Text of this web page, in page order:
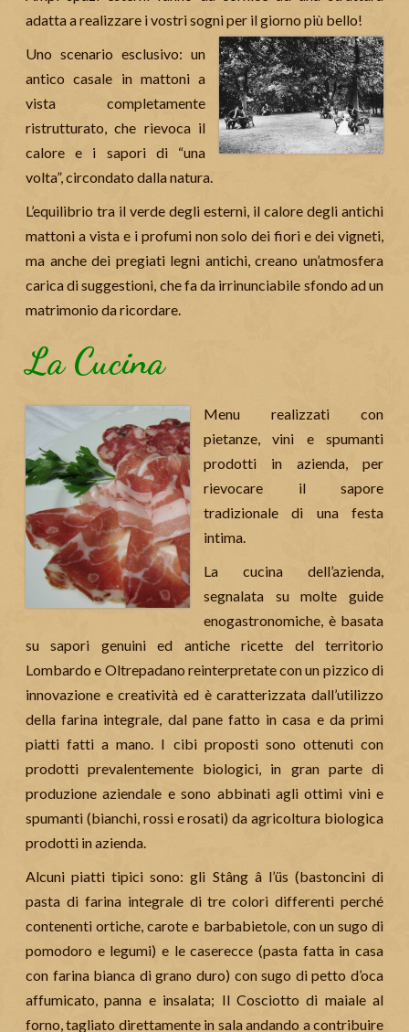
adatta a realizzare i vostri sogni per il giorno più bello!
Uno scenario esclusivo: un
antico casale in mattoni a
vista completamente
ristrutturato, che rievoca il
calore e i sapori di “una
volta”, circondato dalla natura.
L’equilibrio tra il verde degli esterni, il calore degli antichi
mattoni a vista e i profumi non solo dei fiori e dei vigneti,
ma anche dei pregiati legni antichi, creano un’atmosfera
carica di suggestioni, che fa da irrinunciabile sfondo ad un
matrimonio da ricordare.
La Cucina
Menu realizzati con
pietanze, vini e spumanti
prodotti in azienda, per
rievocare il sapore
tradizionale di una festa
intima.
La cucina dell’azienda,
segnalata su molte guide
enogastronomiche, è basata
su sapori genuini ed antiche ricette del territorio
Lombardo e Oltrepadano reinterpretate con un pizzico di
innovazione e creatività ed è caratterizzata dall’utilizzo
della farina integrale, dal pane fatto in casa e da primi
piatti fatti a mano. I cibi proposti sono ottenuti con
prodotti prevalentemente biologici, in gran parte di
produzione aziendale e sono abbinati agli ottimi vini e
spumanti (bianchi, rossi e rosati) da agricoltura biologica
prodotti in azienda.
Alcuni piatti tipici sono: gli Stâng â l’üs (bastoncini di
pasta di farina integrale di tre colori differenti perché
contenenti ortiche, carote e barbabietole, con un sugo di
pomodoro e legumi) e le caserecce (pasta fatta in casa
con farina bianca di grano duro) con sugo di petto d’oca
affumicato, panna e insalata; Il Cosciotto di maiale al
forno, tagliato direttamente in sala andando a contribuire